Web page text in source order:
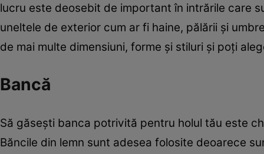
lucru este deosebit de important în intrările care
uneltele de exterior cum ar fi haine, pălării şi
de mai multe dimensiuni, forme şi stiluri şi poţi
Bancă
Să găseşti banca potrivită pentru holul tău este
Băncile din lemn sunt adesea folosite deoarece